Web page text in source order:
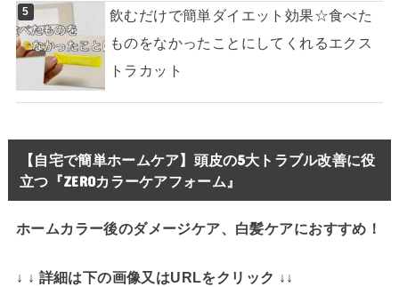
飲むだけで簡単ダイエット効果☆食べた
ものをなかったことにしてくれるエクス
トラカット
【自宅で簡単ホームケア】頭皮の5大トラブル改善に役
立つ『ZEROカラーケアフォーム』
ホームカラー後のダメージケア、白髪ケアにおすすめ！
↓ ↓ 詳細は下の画像又はURLをクリック ↓↓